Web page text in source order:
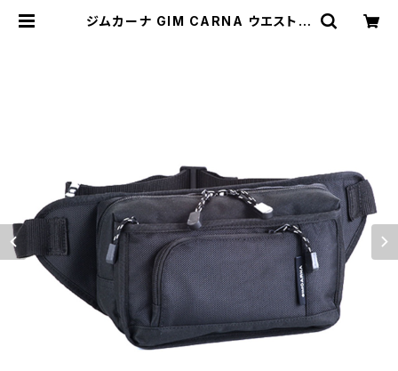
ジムカーナ GIM CARNA ウエストバ